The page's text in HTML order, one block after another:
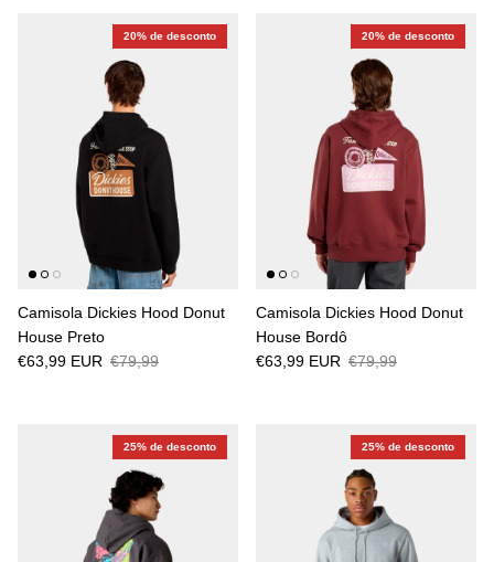
20% de desconto
Camisola Dickies Hood Donut
House Preto
€63,99 EUR €79,99
20% de desconto
Camisola Dickies Hood Donut
House Bordô
€63,99 EUR €79,99
25% de desconto 25% de desconto